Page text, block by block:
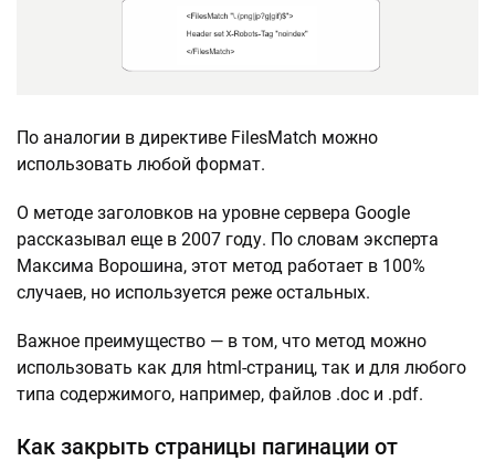
По аналогии в директиве FilesMatch можно
использовать любой формат.
О методе заголовков на уровне сервера Google
рассказывал еще в 2007 году. По словам эксперта
Максима Ворошина, этот метод работает в 100%
случаев, но используется реже остальных.
Важное преимущество — в том, что метод можно
использовать как для html-страниц, так и для любого
типа содержимого, например, файлов .doc и .pdf.
Как закрыть страницы пагинации от